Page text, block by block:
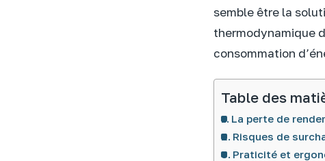
semble être la
thermodynamique
consommation
Table des
La perte de
Risques de
Praticité et